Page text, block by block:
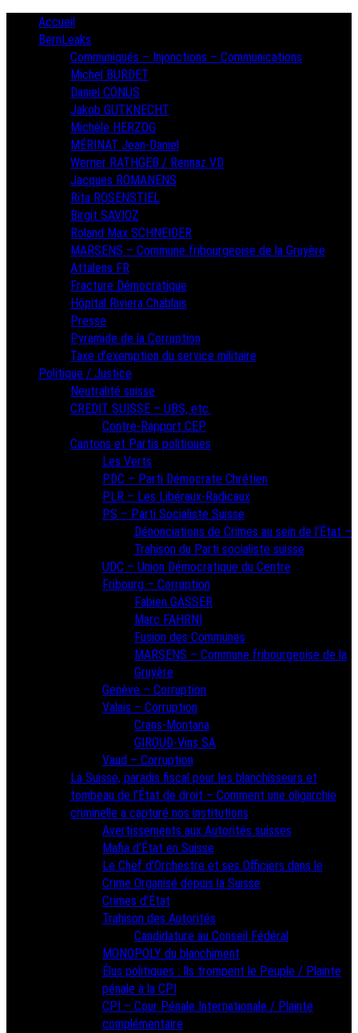
PrimaryAccueil
BernLeaks
Communiqués – Injonctions – Communications
Michel BURDET
Daniel CONUS
Jakob GUTKNECHT
Michèle HERZOG
MÉRINAT Jean-Daniel
Werner RATHGEB / Rennaz VD
Jacques ROMANENS
Rita ROSENSTIEL
Birgit SAVIOZ
Roland Max SCHNEIDER
MARSENS – Commune fribourgeoise de la Gruyère
Attalens FR
Fracture Démocratique
Hôpital Riviera Chablais
Presse
Pyramide de la Corruption
Taxe d’exemption du service militaire
Politique / Justice
Neutralité suisse
CREDIT SUISSE – UBS, etc.
Contre-Rapport CEP
Cantons et Partis politiques
Les Verts
PDC – Parti Démocrate Chrétien
PLR – Les Libéraux-Radicaux
PS – Parti Socialiste Suisse
Dénonciations de Crimes au sein de l’État –
Trahison du Parti socialiste suisse
UDC – Union Démocratique du Centre
Fribourg – Corruption
Fabien GASSER
Marc FAHRNI
Fusion des Communes
MARSENS – Commune fribourgeoise de la
Gruyère
Genève – Corruption
Valais – Corruption
Crans-Montana
GIROUD-Vins SA
Vaud – Corruption
La Suisse, paradis fiscal pour les blanchisseurs et
tombeau de l’État de droit – Comment une oligarchie
criminelle a capturé nos institutions
Avertissements aux Autorités suisses
Mafia d’État en Suisse
Le Chef d’Orchestre et ses Officiers dans le
Crime Organisé depuis la Suisse
Crimes d’État
Trahison des Autorités
Candidature au Conseil Fédéral
MONOPOLY du blanchiment
Élus politiques : Ils trompent le Peuple / Plainte
pénale à la CPI
CPI – Cour Pénale Internationale / Plainte
complémentaire